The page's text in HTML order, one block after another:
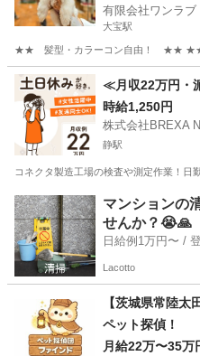
有限会社ワンラ
大宝駅
★★ 髪型・カラーコン自由！ ★★ ★★ 自
茨城 下妻市 大宝駅 その他
≪月収22万円・
時給1,250円
株式会社BREXA
静駅
コネクタ製造工場の検査や測定作業！
茨城 常陸大宮市 静駅 その
マンションの
せんか？😭🙏
日
Lacotto
【茨城県常陸太
ペット探偵！
月給22万〜35万